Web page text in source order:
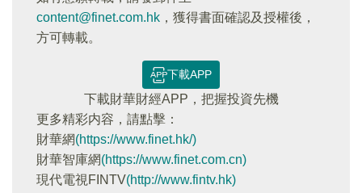
content@finet.com.hk ，獲得書面確認及授權後，
方可轉載。
下載APP
下載財華財經APP，把握投資先機
更多精彩内容，請點擊：
財華網(https://www.finet.hk/)
財華智庫網(https://www.finet.com.cn)
現代電視FINTV(http://www.fintv.hk)